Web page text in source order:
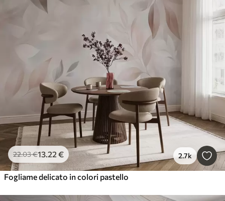
22.03€13.22 € 2.7k
Fogliame delicato in colori pastello